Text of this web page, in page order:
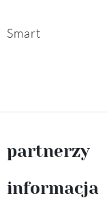
Smart
partnerzy
informacja